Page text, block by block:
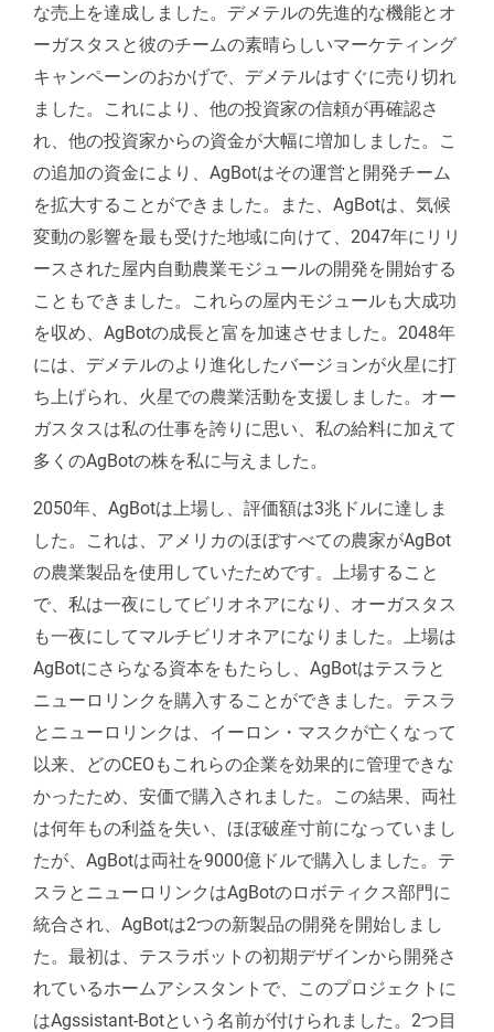
な売上を達成しました。デメテルの先進的な機能とオ
ーガスタスと彼のチームの素晴らしいマーケティング
キャンペーンのおかげで、デメテルはすぐに売り切れ
ました。これにより、他の投資家の信頼が再確認さ
れ、他の投資家からの資金が大幅に増加しました。こ
の追加の資金により、AgBotはその運営と開発チーム
を拡大することができました。また、AgBotは、気候
変動の影響を最も受けた地域に向けて、2047年にリリ
ースされた屋内自動農業モジュールの開発を開始する
こともできました。これらの屋内モジュールも大成功
を収め、AgBotの成長と富を加速させました。2048年
には、デメテルのより進化したバージョンが火星に打
ち上げられ、火星での農業活動を支援しました。オー
ガスタスは私の仕事を誇りに思い、私の給料に加えて
多くのAgBotの株を私に与えました。
2050年、AgBotは上場し、評価額は3兆ドルに達しま
した。これは、アメリカのほぼすべての農家がAgBot
の農業製品を使用していたためです。上場すること
で、私は一夜にしてビリオネアになり、オーガスタス
も一夜にしてマルチビリオネアになりました。上場は
AgBotにさらなる資本をもたらし、AgBotはテスラと
ニューロリンクを購入することができました。テスラ
とニューロリンクは、イーロン・マスクが亡くなって
以来、どのCEOもこれらの企業を効果的に管理できな
かったため、安価で購入されました。この結果、両社
は何年もの利益を失い、ほぼ破産寸前になっていまし
たが、AgBotは両社を9000億ドルで購入しました。テ
スラとニューロリンクはAgBotのロボティクス部門に
統合され、AgBotは2つの新製品の開発を開始しまし
た。最初は、テスラボットの初期デザインから開発さ
れているホームアシスタントで、このプロジェクトに
はAgssistant-Botという名前が付けられました。2つ目